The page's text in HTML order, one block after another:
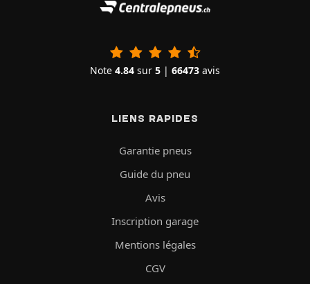
Note 4.84 sur 5 | 66473 avis
LIENS RAPIDES
Garantie pneus
Guide du pneu
Avis
Inscription garage
Mentions légales
CGV